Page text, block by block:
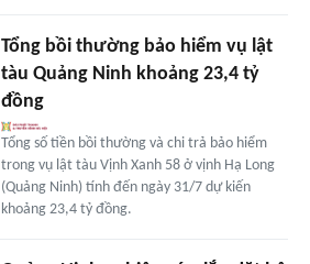
Tổng bồi thường bảo hiểm vụ lật
tàu Quảng Ninh khoảng 23,4 tỷ
đồng
Tổng số tiền bồi thường và chi trả bảo hiểm
trong vụ lật tàu Vịnh Xanh 58 ở vịnh Hạ Long
(Quảng Ninh) tính đến ngày 31/7 dự kiến
khoảng 23,4 tỷ đồng.